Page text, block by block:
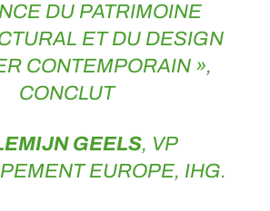
DU PATRIMOINE
ET DU DESIGN
CONTEMPORAIN »,
CONCLUT
GEELS, VP
EUROPE, IHG.